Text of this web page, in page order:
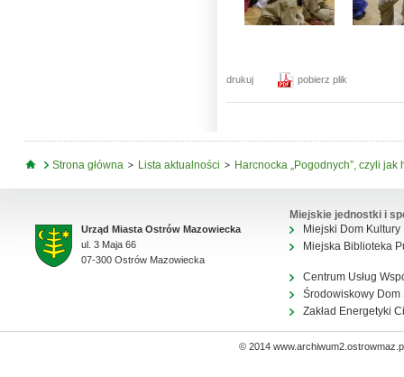
drukuj pobierz plik
Jesteś tutaj
Strona główna Lista aktualności Harcnocka „Pogodnych”, czyli
Urząd Miasta Ostrów Mazowiecka
ul. 3 Maja 66
07-300 Ostrów Mazowiecka
Miejskie jednostki i
Miejski Dom Kultury
Miejska Biblioteka
Centrum Usług
Środowiskowy Dom
Zakład Energetyki
© 2014